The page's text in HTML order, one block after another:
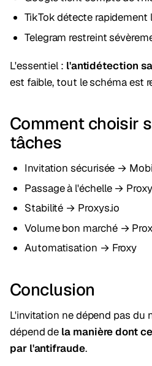
TikTok détecte rapidement
Telegram restreint
L'essentiel : l'antidétection
est faible, tout le schéma est
Comment choisir
tâches
Invitation sécurisée →
Passage à l'échelle →
Stabilité → Proxys.io
Volume bon marché →
Automatisation → Froxy
Conclusion
L'invitation ne dépend pas du
dépend de la manière dont
par l'antifraude.